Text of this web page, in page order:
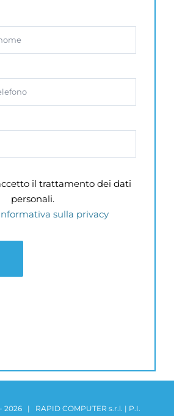
il trattamento dei dati
personali.
sulla privacy
2026 | RAPID COMPUTER s.r.l. | P.I.